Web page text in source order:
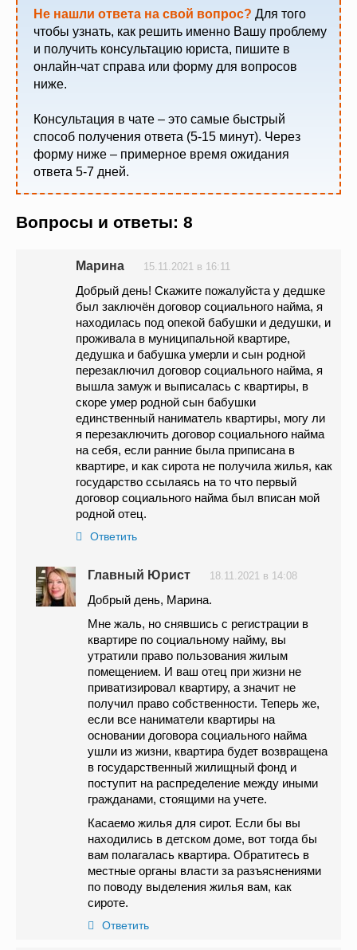
Не нашли ответа на свой вопрос? Для того
чтобы узнать, как решить именно Вашу проблему
и получить консультацию юриста, пишите в
онлайн-чат справа или форму для вопросов
ниже.
Консультация в чате – это самые быстрый
способ получения ответа (5-15 минут). Через
форму ниже – примерное время ожидания
ответа 5-7 дней.
Вопросы и ответы: 8
Марина 15.11.2021 в 16:11
Добрый день! Скажите пожалуйста у дедшке
был заключён договор социального найма, я
находилась под опекой бабушки и дедушки, и
проживала в муниципальной квартире,
дедушка и бабушка умерли и сын родной
перезаключил договор социального найма, я
вышла замуж и выписалась с квартиры, в
скоре умер родной сын бабушки
единственный наниматель квартиры, могу ли
я перезаключить договор социального найма
на себя, если ранние была приписана в
квартире, и как сирота не получила жилья, как
государство ссылаясь на то что первый
договор социального найма был вписан мой
родной отец.
Ответить
Главный Юрист 18.11.2021 в 14:08
Добрый день, Марина.
Мне жаль, но снявшись с регистрации в
квартире по социальному найму, вы
утратили право пользования жилым
помещением. И ваш отец при жизни не
приватизировал квартиру, а значит не
получил право собственности. Теперь же,
если все наниматели квартиры на
основании договора социального найма
ушли из жизни, квартира будет возвращена
в государственный жилищный фонд и
поступит на распределение между иными
гражданами, стоящими на учете.
Касаемо жилья для сирот. Если бы вы
находились в детском доме, вот тогда бы
вам полагалась квартира. Обратитесь в
местные органы власти за разъяснениями
по поводу выделения жилья вам, как
сироте.
Ответить